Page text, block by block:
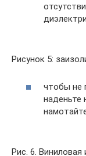
Рисунок 5:
чтобы не
наденьте
Рис. 6. Виниловая